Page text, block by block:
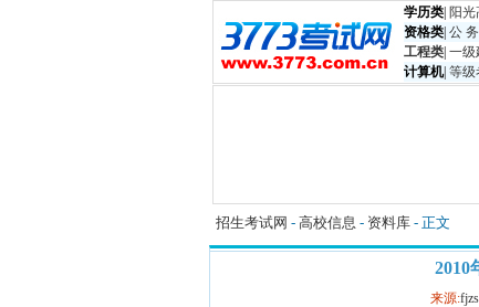
学历类 阳
资格类 公
工程类 一级
计算机| 等级
招生考试网 - 高校信息 - 资料库 - 正文
2010
来源: